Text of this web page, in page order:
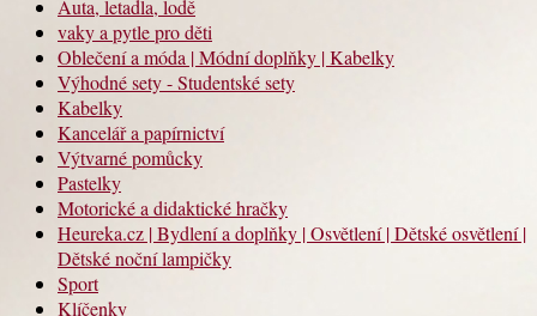
Auta, letadla, lodě
vaky a pytle pro děti
Oblečení a móda | Módní doplňky | Kabelky
Výhodné sety - Studentské sety
Kabelky
Kancelář a papírnictví
Výtvarné pomůcky
Pastelky
Motorické a didaktické hračky
Heureka.cz | Bydlení a doplňky | Osvětlení | Dětské osvětlení |
Dětské noční lampičky
Sport
Klíčenky